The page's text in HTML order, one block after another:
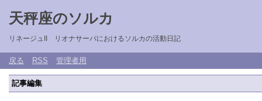
天秤座のソルカ
リネージュII リオナサーバにおけるソルカの活動日記
戻る RSS 管理者用
記事編集